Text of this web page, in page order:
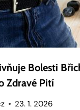
Bolesti
Zdravé Pití
23. 1. 2026